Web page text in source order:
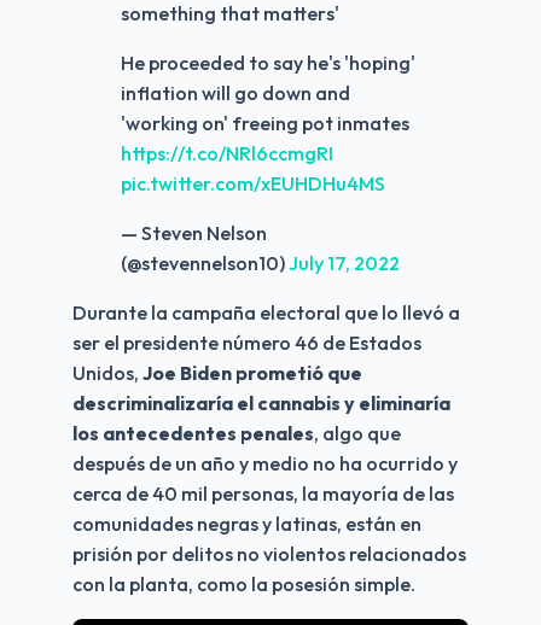
something that matters'
He proceeded to say he's 'hoping'
inflation will go down and
'working on' freeing pot inmates
https://t.co/NRl6ccmgRI
pic.twitter.com/xEUHDHu4MS
— Steven Nelson
(@stevennelson10)July 17, 2022
Durante la campaña electoral que lo llevó a
ser el presidente número 46 de Estados
Unidos, Joe Biden prometió que
descriminalizaría el cannabis y eliminaría
los antecedentes penales, algo que
después de un año y medio no ha ocurrido y
cerca de 40 mil personas, la mayoría de las
comunidades negras y latinas, están en
prisión por delitos no violentos relacionados
con la planta, como la posesión simple.